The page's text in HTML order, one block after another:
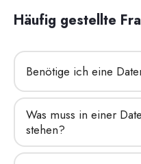
Häufig gestellte
Benötige ich eine
Was muss in einer
stehen?